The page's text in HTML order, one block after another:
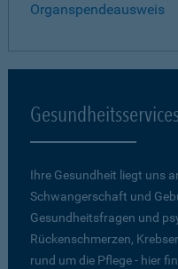
Organspendeausweis
Gesundheitsservices
Ihre Gesundheit liegt uns
Schwangerschaft und
Gesundheitsfragen und
Rückenschmerzen,
rund um die Pflege - hier